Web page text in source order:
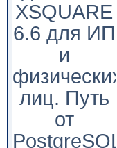
XSQUARE
6.6 для ИП
и
физических
лиц. Путь
от
PostgreSQL